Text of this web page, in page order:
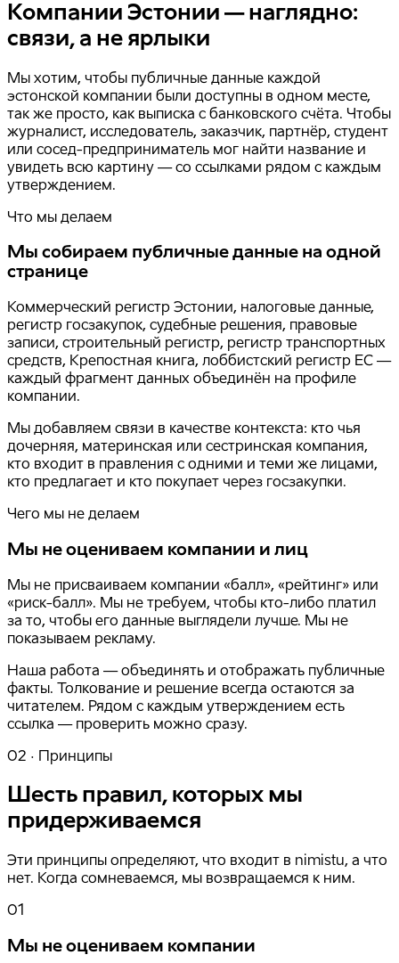
Компании Эстонии — наглядно:
связи, а не ярлыки
Мы хотим, чтобы публичные данные каждой
эстонской компании были доступны в одном месте,
так же просто, как выписка с банковского счёта. Чтобы
журналист, исследователь, заказчик, партнёр, студент
или сосед-предприниматель мог найти название и
увидеть всю картину — со ссылками рядом с каждым
утверждением.
Что мы делаем
Мы собираем публичные данные на одной
странице
Коммерческий регистр Эстонии, налоговые данные,
регистр госзакупок, судебные решения, правовые
записи, строительный регистр, регистр транспортных
средств, Крепостная книга, лоббистский регистр ЕС —
каждый фрагмент данных объединён на профиле
компании.
Мы добавляем связи в качестве контекста: кто чья
дочерняя, материнская или сестринская компания,
кто входит в правления с одними и теми же лицами,
кто предлагает и кто покупает через госзакупки.
Чего мы не делаем
Мы не оцениваем компании и лиц
Мы не присваиваем компании «балл», «рейтинг» или
«риск-балл». Мы не требуем, чтобы кто-либо платил
за то, чтобы его данные выглядели лучше. Мы не
показываем рекламу.
Наша работа — объединять и отображать публичные
факты. Толкование и решение всегда остаются за
читателем. Рядом с каждым утверждением есть
ссылка — проверить можно сразу.
02 · Принципы
Шесть правил, которых мы
придерживаемся
Эти принципы определяют, что входит в nimistu, а что
нет. Когда сомневаемся, мы возвращаемся к ним.
01
Мы не оцениваем компании